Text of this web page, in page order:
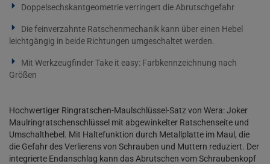
Doppelsechskantgeometrie verringert die Abrutschgefahr
Die feinverzahnte Ratschenmechanik kann über einen Hebel
leichtgängig in beide Richtungen umgeschaltet werden.
Mit Werkzeugfinder Take it easy: Farbkennzeichnung nach
Größen
Hochwertiger Ringratschen-Maulschlüssel-Satz von Wera: Joker
Maulringratschenschlüssel mit abgewinkelter Ratschenseite und
Umschalthebel. Mit Haltefunktion durch Metallplatte im Maul, die
die Gefahr des Verlierens von Schrauben und Muttern reduziert. Der
integrierte Endanschlag kann das Abrutschen vom Schraubenkopf